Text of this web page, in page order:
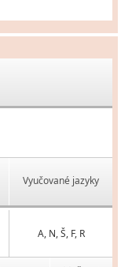
Vyučované jazyky
A, N, Š, F, R